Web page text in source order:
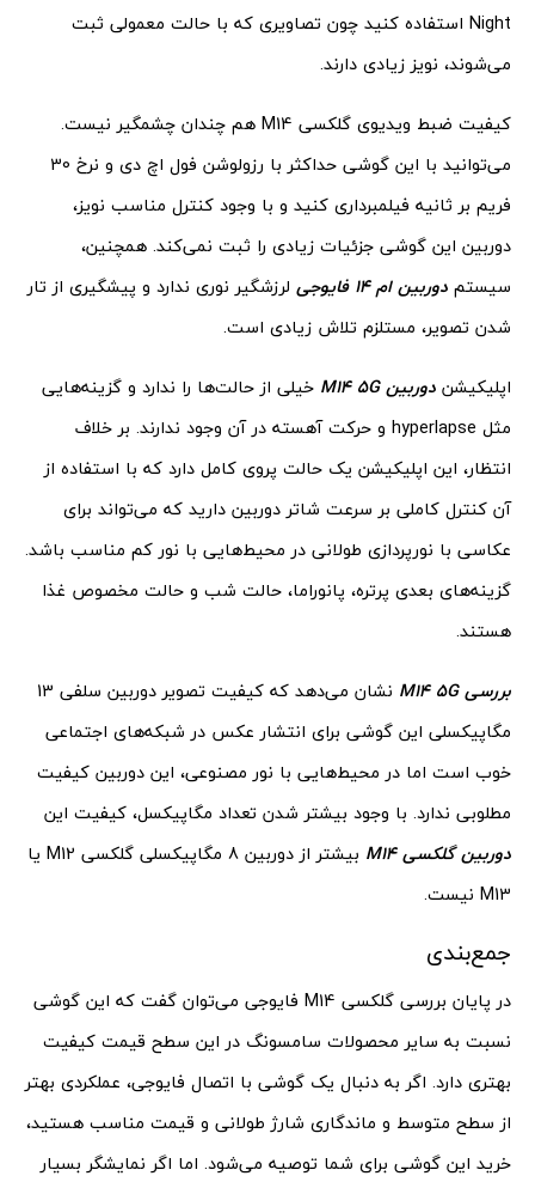
Night استفاده کنید چون تصاویری که با حالت معمولی ثبت
می‌شوند، نویز زیادی دارند.
کیفیت ضبط ویدیوی گلکسی M14 هم چندان چشمگیر نیست.
می‌توانید با این گوشی حداکثر با رزولوشن فول اچ دی و نرخ 30
فریم بر ثانیه فیلمبرداری کنید و با وجود کنترل مناسب نویز،
دوربین این گوشی جزئیات زیادی را ثبت نمی‌کند. همچنین،
سیستم دوربین ام 14 فایوجی
لرزشگیر نوری ندارد و پیشگیری از تار
شدن تصویر، مستلزم تلاش زیادی است.
اپلیکیشن دوربینM14 5G خیلی از حالت‌ها را ندارد و گزینه‌هایی
مثل hyperlapse و حرکت آهسته در آن وجود ندارند. بر خلاف
انتظار، این اپلیکیشن یک حالت پروی کامل دارد که با استفاده از
آن کنترل کاملی بر سرعت شاتر دوربین دارید که می‌تواند برای
عکاسی با نورپردازی طولانی در محیط‌هایی با نور کم مناسب باشد.
گزینه‌های بعدی پرتره، پانوراما، حالت شب و حالت مخصوص غذا
هستند.
بررسیM14 5G
نشان می‌دهد که کیفیت تصویر دوربین سلفی 13
مگاپیکسلی این گوشی برای انتشار عکس در شبکه‌های اجتماعی
خوب است اما در محیط‌هایی با نور مصنوعی، این دوربین کیفیت
مطلوبی ندارد. با وجود بیشتر شدن تعداد مگاپیکسل، کیفیت این
دوربینگلکسیM14
بیشتر از دوربین 8 مگاپیکسلی گلکسی M12 یا
M13 نیست.
جمع‌بندی
در پایان بررسی گلکسی M14 فایوجی می‌توان گفت که این گوشی
نسبت به سایر محصولات سامسونگ در این سطح قیمت کیفیت
بهتری دارد. اگر به دنبال یک گوشی با اتصال فایوجی، عملکردی بهتر
از سطح متوسط و ماندگاری شارژ طولانی و قیمت مناسب هستید،
خرید این گوشی برای شما توصیه می‌شود. اما اگر نمایشگر بسیار